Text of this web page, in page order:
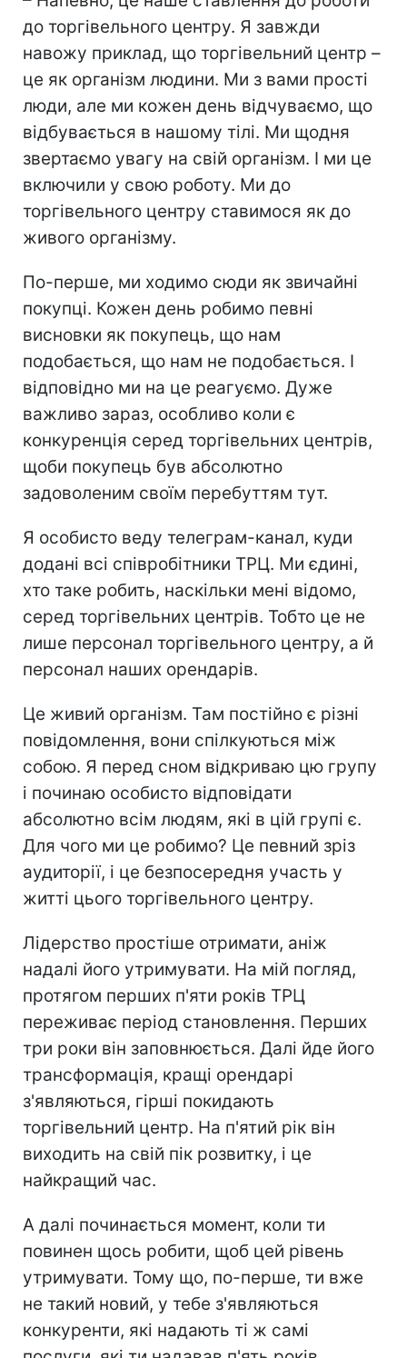
до торгівельного центру. Я завжди
навожу приклад, що торгівельний центр –
це як організм людини. Ми з вами прості
люди, але ми кожен день відчуваємо, що
відбувається в нашому тілі. Ми щодня
звертаємо увагу на свій організм. І ми це
включили у свою роботу. Ми до
торгівельного центру ставимося як до
живого організму.
По-перше, ми ходимо сюди як звичайні
покупці. Кожен день робимо певні
висновки як покупець, що нам
подобається, що нам не подобається. І
відповідно ми на це реагуємо. Дуже
важливо зараз, особливо коли є
конкуренція серед торгівельних центрів,
щоби покупець був абсолютно
задоволеним своїм перебуттям тут.
Я особисто веду телеграм-канал, куди
додані всі співробітники ТРЦ. Ми єдині,
хто таке робить, наскільки мені відомо,
серед торгівельних центрів. Тобто це не
лише персонал торгівельного центру, а й
персонал наших орендарів.
Це живий організм. Там постійно є різні
повідомлення, вони спілкуються між
собою. Я перед сном відкриваю цю групу
і починаю особисто відповідати
абсолютно всім людям, які в цій групі є.
Для чого ми це робимо? Це певний зріз
аудиторії, і це безпосередня участь у
житті цього торгівельного центру.
Лідерство простіше отримати, аніж
надалі його утримувати. На мій погляд,
протягом перших п'яти років ТРЦ
переживає період становлення. Перших
три роки він заповнюється. Далі йде його
трансформація, кращі орендарі
з'являються, гірші покидають
торгівельний центр. На п'ятий рік він
виходить на свій пік розвитку, і це
найкращий час.
А далі починається момент, коли ти
повинен щось робити, щоб цей рівень
утримувати. Тому що, по-перше, ти вже
не такий новий, у тебе з'являються
конкуренти, які надають ті ж самі